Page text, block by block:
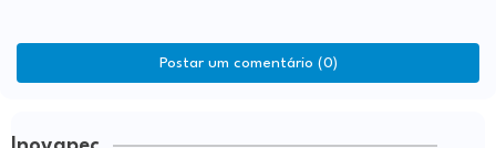
Postar um comentário (0)